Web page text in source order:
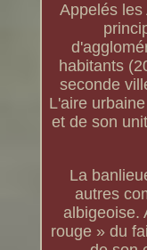
Appelés
habitants
seconde
L'aire
et de son
La
autres
albigeoise.
rouge » du